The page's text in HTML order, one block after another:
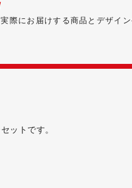
際にお届けする商品とデザイ
ットです。